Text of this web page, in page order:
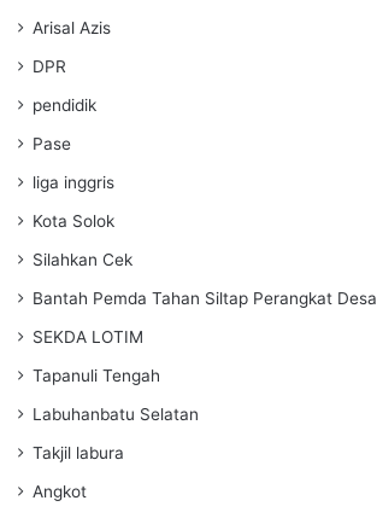
Arisal Azis
DPR
pendidik
Pase
liga inggris
Kota Solok
Silahkan Cek
Bantah Pemda Tahan Siltap Perangkat Desa
SEKDA LOTIM
Tapanuli Tengah
Labuhanbatu Selatan
Takjil labura
Angkot